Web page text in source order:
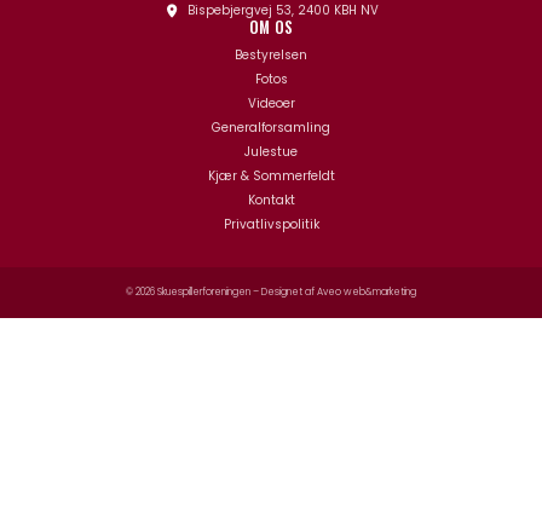
Bispebjergvej 53, 2400 KBH NV
OM OS
Bestyrelsen
Fotos
Videoer
Generalforsamling
Julestue
Kjær & Sommerfeldt
Kontakt
Privatlivspolitik
© 2026 Skuespillerforeningen – Designet afAveo web&marketing